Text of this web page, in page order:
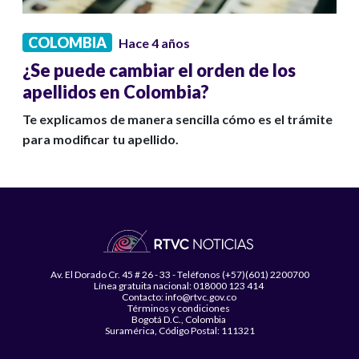
COLOMBIA Hace 4 años
¿Se puede cambiar el orden de los
apellidos en Colombia?
Te explicamos de manera sencilla cómo es el trámite
para modificar tu apellido.
Av. El Dorado Cr. 45 # 26 - 33 - Teléfonos (+57)(601) 2200700
Línea gratuita nacional: 018000 123 414
Contacto: info@rtvc.gov.co
Términos y condiciones
Bogotá D.C., Colombia
Suramérica, Código Postal: 111321